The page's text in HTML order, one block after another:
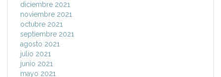
diciembre 2021
noviembre 2021
octubre 2021
septiembre 2021
agosto 2021
julio 2021
junio 2021
mayo 2021